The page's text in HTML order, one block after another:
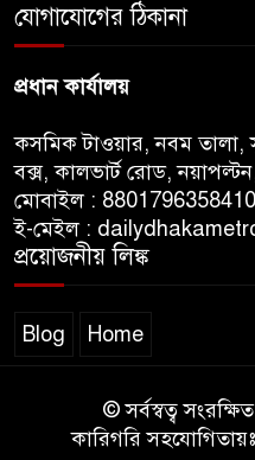
যোগাযোগের ঠিকানা
প্রধান কার্যালয়
কসমিক টাওয়ার, নবম
বক্স, কালভার্ট রোড,
মোবাইল : 8801796358410
ই-মেইল :
প্রয়োজনীয় লিঙ্ক
Blog Home
© সর্বস্বত্ব
কারিগরি সহযোগিতায়ঃ